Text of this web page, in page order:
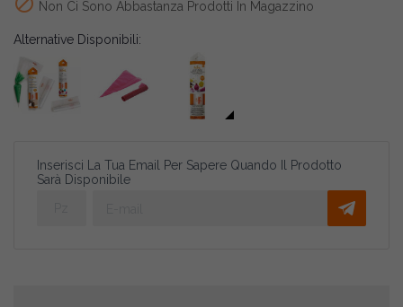
Non Ci Sono Abbastanza Prodotti In Magazzino
Alternative Disponibili:
Inserisci La Tua Email Per Sapere Quando Il Prodotto
Sarà Disponibile